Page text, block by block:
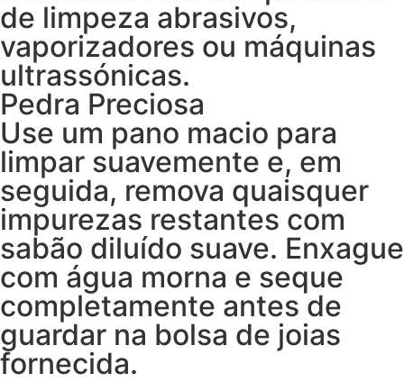
de limpeza abrasivos,
vaporizadores ou máquinas
ultrassónicas.
Pedra Preciosa
Use um pano macio para
limpar suavemente e, em
seguida, remova quaisquer
impurezas restantes com
sabão diluído suave. Enxague
com água morna e seque
completamente antes de
guardar na bolsa de joias
fornecida.